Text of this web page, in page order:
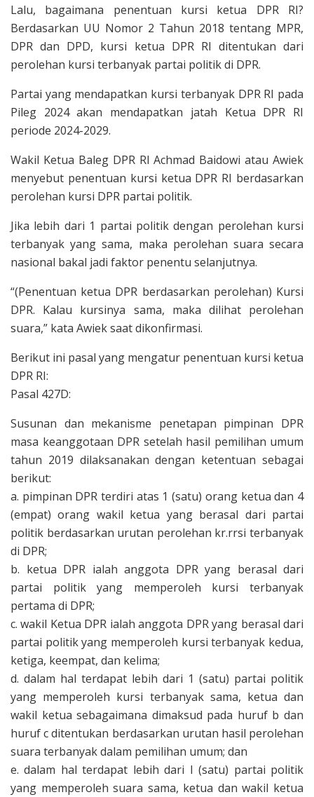
Lalu, bagaimana penentuan kursi ketua DPR RI?
Berdasarkan UU Nomor 2 Tahun 2018 tentang MPR,
DPR dan DPD, kursi ketua DPR RI ditentukan dari
perolehan kursi terbanyak partai politik di DPR.
Partai yang mendapatkan kursi terbanyak DPR RI pada
Pileg 2024 akan mendapatkan jatah Ketua DPR RI
periode 2024-2029.
Wakil Ketua Baleg DPR RI Achmad Baidowi atau Awiek
menyebut penentuan kursi ketua DPR RI berdasarkan
perolehan kursi DPR partai politik.
Jika lebih dari 1 partai politik dengan perolehan kursi
terbanyak yang sama, maka perolehan suara secara
nasional bakal jadi faktor penentu selanjutnya.
“(Penentuan ketua DPR berdasarkan perolehan) Kursi
DPR. Kalau kursinya sama, maka dilihat perolehan
suara,” kata Awiek saat dikonfirmasi.
Berikut ini pasal yang mengatur penentuan kursi ketua
DPR RI:
Pasal 427D:
Susunan dan mekanisme penetapan pimpinan DPR
masa keanggotaan DPR setelah hasil pemilihan umum
tahun 2019 dilaksanakan dengan ketentuan sebagai
berikut:
a. pimpinan DPR terdiri atas 1 (satu) orang ketua dan 4
(empat) orang wakil ketua yang berasal dari partai
politik berdasarkan urutan perolehan kr.rrsi terbanyak
di DPR;
b. ketua DPR ialah anggota DPR yang berasal dari
partai politik yang memperoleh kursi terbanyak
pertama di DPR;
c. wakil Ketua DPR ialah anggota DPR yang berasal dari
partai politik yang memperoleh kursi terbanyak kedua,
ketiga, keempat, dan kelima;
d. dalam hal terdapat lebih dari 1 (satu) partai politik
yang memperoleh kursi terbanyak sama, ketua dan
wakil ketua sebagaimana dimaksud pada huruf b dan
huruf c ditentukan berdasarkan urutan hasil perolehan
suara terbanyak dalam pemilihan umum; dan
e. dalam hal terdapat lebih dari I (satu) partai politik
yang memperoleh suara sama, ketua dan wakil ketua